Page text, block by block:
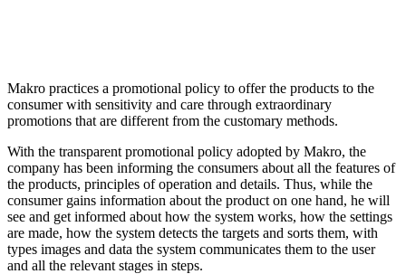
Makro practices a promotional policy to offer the products to the
consumer with sensitivity and care through extraordinary
promotions that are different from the customary methods.
With the transparent promotional policy adopted by Makro, the
company has been informing the consumers about all the features of
the products, principles of operation and details. Thus, while the
consumer gains information about the product on one hand, he will
see and get informed about how the system works, how the settings
are made, how the system detects the targets and sorts them, with
types images and data the system communicates them to the user
and all the relevant stages in steps.